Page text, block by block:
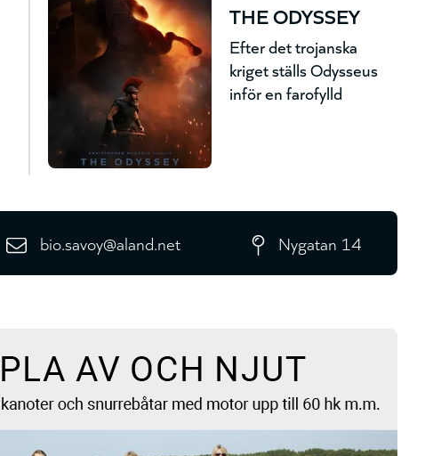
THE ODYSSEY
Efter det trojanska
kriget ställs Odysseus
inför en farofylld
bio.savoy@aland.net Nygatan 14